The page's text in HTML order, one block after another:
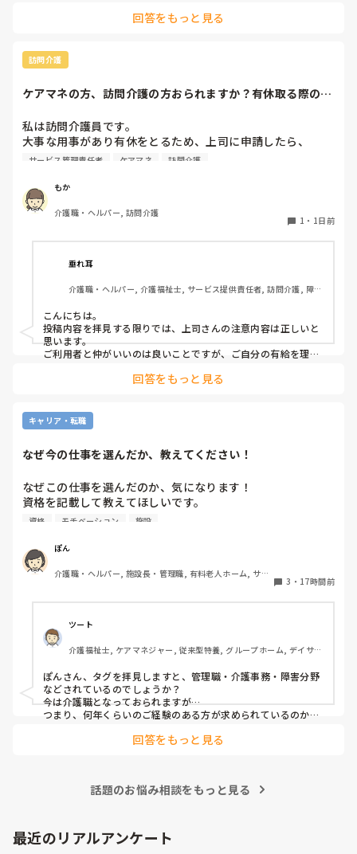
回答をもっと見る
訪問介護
ケアマネの方、訪問介護の方おられますか？有休取る際の、
私は訪問介護員です。
大事な用事があり有休をとるため、上司に申請したら、
代わりに訪問する職員を考えるとのこと。
話などもしたりと仲が良いため（←表現の仕方良くないかも
です、すみません）こういう理由で休みをとるから、代わり
の人になるけどいいかという相談をしていました。利用者か
わりはいらないから中止でいいよとのこと。このことを上司
に伝えたら、注意されました。
上司の注意内容
けない。
→ケアマネに中止になることを伝える時は、有休をとるから
中止になったとは言わないこと。「中止にさせてもらうこと
か？」と聞くようにして。
と言われました。
私の考え対応が間違えていますか？
サービス管理責任者 ケアマネ 訪問介護
もか
介護職・ヘルパー, 訪問介護
1 ・ 1日前
垂れ耳
介護職・ヘルパー, 介護福祉士, サービス提供責任者, 訪問介護, 障害
こんにちは。
投稿内容を拝見する限りでは、上司さんの注意内容は正しいと
思います。
ご利用者と仲がいいのは良いことですが、ご自分の有給を理由
それだけ、そのご利用者がもかさんのことを信頼されてるんで
ョン組めますよね。
回答をもっと見る
キャリア・転職
なぜ今の仕事を選んだか、教えてください！
なぜこの仕事を選んだのか、気になります！
資格を記載して教えてほしいです。
帰省して中学の同級生と地元でご飯した時に、その人が介護
の仕事をしていると聞いて、その時はあまり興味もてず、聞
しかしUターン転職活動中にたまたま街でその人と会って、
流れでカフェで話して、
施設見学だけでも行ってみたら、実際に現場を見て素敵だと
思って決めました。
資格 モチベーション 施設
ぽん
介護職・ヘルパー, 施設長・管理職, 有料老人ホーム, サー
3 ・ 17時間前
ツート
介護福祉士, ケアマネジャー, 従来型特養, グループホーム, デイサー
ぽんさん、タグを拝見しますと、管理職・介護事務・障害分野
などされているのでしょうか？
今は介護職となっておられますが…
つまり、何年くらいのご経験のある方が求められているのか、
でも、せっかくのご質問、汎用的に普通に私の実際をお応えさ
事をしたい」と思ったから、ですね。本当は、なぜだからと言
て頂きました。
同じ仲間として、その疑問もよーく分かるところでしたの
回答をもっと見る
話題のお悩み相談をもっと見る
最近のリアルアンケート